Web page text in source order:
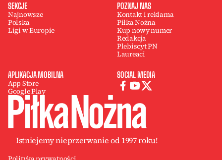
SEKCJE
Najnowsze
Polska
Ligi w Europie
POZNAJ NAS
Kontakt i reklama
Piłka Nożna
Kup nowy numer
Redakcja
Plebiscyt PN
Laureaci
APLIKACJA MOBILNA
App Store
Google Play
SOCIAL MEDIA
Istniejemy nieprzerwanie od 1997 roku!